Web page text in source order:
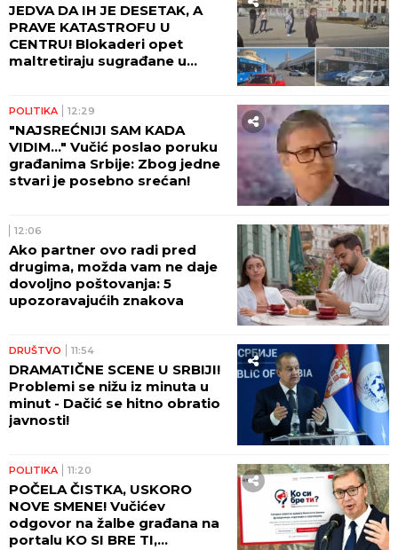
JEDVA DA IH JE DESETAK, A
PRAVE KATASTROFU U
CENTRU! Blokaderi opet
maltretiraju sugrađane u
POLITIKA 12:29
"NAJSREĆNIJI SAM KADA
VIDIM..." Vučić poslao poruku
građanima Srbije: Zbog jedne
stvari je posebno srećan!
12:06
Ako partner ovo radi pred
drugima, možda vam ne daje
dovoljno poštovanja: 5
upozoravajućih znakova
DRUŠTVO 11:54
DRAMATIČNE SCENE U SRBIJI!
Problemi se nižu iz minuta u
minut - Dačić se hitno obratio
javnosti!
POLITIKA 11:20
POČELA ČISTKA, USKORO
NOVE SMENE! Vučićev
odgovor na žalbe građana na
portalu KO SI BRE TI,